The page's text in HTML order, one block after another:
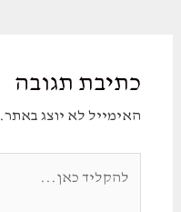
כתיבת תגובה
האימייל לא יוצג באתר.